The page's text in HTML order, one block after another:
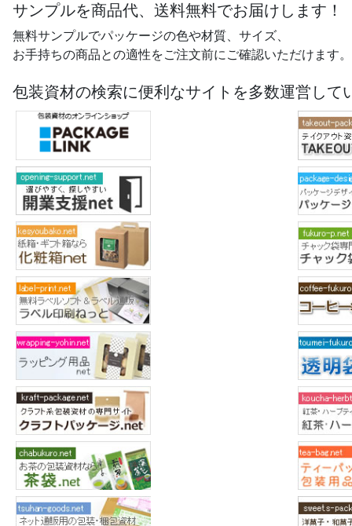
サンプルを商品代、送料無料でお届けします！
無料サンプルでパッケージの色や材質、サイズ、
お手持ちの商品との適性をご注文前にご確認いただけます。
包装資材の検索に便利なサイトを多数運営して